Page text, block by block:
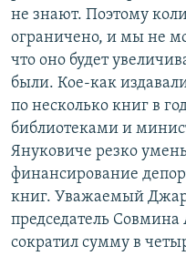
не знают. Поэтому
ограничено, и мы не
что оно будет
были. Кое-как
по несколько книг в
библиотеками и
Януковиче резко
финансирование
книг. Уважаемый
председатель Совмина
сократил сумму в